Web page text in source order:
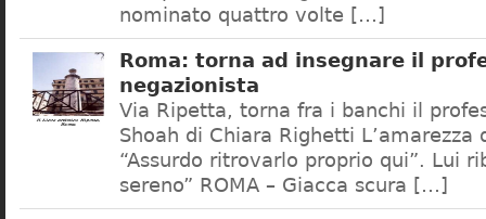
nominato quattro volte […]
Roma: torna ad insegnare il
negazionista
Via Ripetta, torna fra i banchi il
Shoah di Chiara Righetti L’amarezza
“Assurdo ritrovarlo proprio qui”. Lui
sereno” ROMA – Giacca scura […]